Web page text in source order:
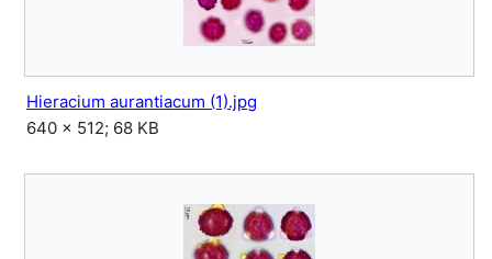
Hieracium aurantiacum (1).jpg
640 × 512; 68 KB